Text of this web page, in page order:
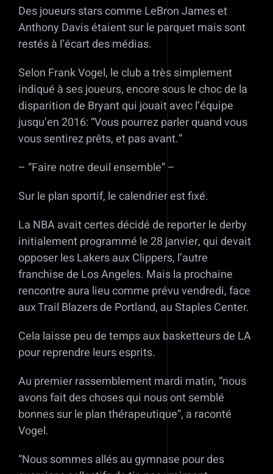
Des joueurs stars comme LeBron James et
Anthony Davis étaient sur le parquet mais sont
restés à l’écart des médias.
Selon Frank Vogel, le club a très simplement
indiqué à ses joueurs, encore sous le choc de la
disparition de Bryant qui jouait avec l’équipe
jusqu’en 2016: “Vous pourrez parler quand vous
vous sentirez prêts, et pas avant.”
– “Faire notre deuil ensemble” –
Sur le plan sportif, le calendrier est fixé.
La NBA avait certes décidé de reporter le derby
initialement programmé le 28 janvier, qui devait
opposer les Lakers aux Clippers, l’autre
franchise de Los Angeles. Mais la prochaine
rencontre aura lieu comme prévu vendredi, face
aux Trail Blazers de Portland, au Staples Center.
Cela laisse peu de temps aux basketteurs de LA
pour reprendre leurs esprits.
Au premier rassemblement mardi matin, “nous
avons fait des choses qui nous ont semblé
bonnes sur le plan thérapeutique”, a raconté
Vogel.
“Nous sommes allés au gymnase pour des